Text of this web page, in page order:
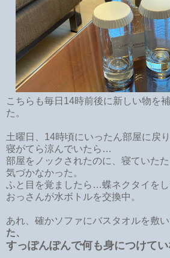
こちらも毎日14時前後に新しい物を
た。
土曜日、14時頃にいったん部屋に戻
寝がてら涼んでいたら…
部屋をノックされたのに、寝ていた
気づかなかった。
ふと目を覚ましたら…蝶ネクタイを
おっさんが水ボトルを交換中。
あれ、確かソファにバスタオルを敷
た、
すっぽんぽんで何も身につけて